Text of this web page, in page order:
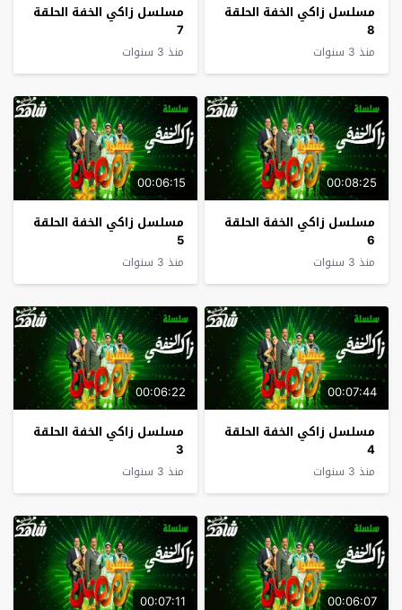
مسلسل زاكي الخفة الحلقة
8
منذ 3 سنوات
مسلسل زاكي الخفة الحلقة
7
منذ 3 سنوات
00:08:25
مسلسل زاكي الخفة الحلقة
6
منذ 3 سنوات
00:06:15
مسلسل زاكي الخفة الحلقة
5
منذ 3 سنوات
00:07:44
مسلسل زاكي الخفة الحلقة
4
منذ 3 سنوات
00:06:22
مسلسل زاكي الخفة الحلقة
3
منذ 3 سنوات
00:06:07
00:07:11